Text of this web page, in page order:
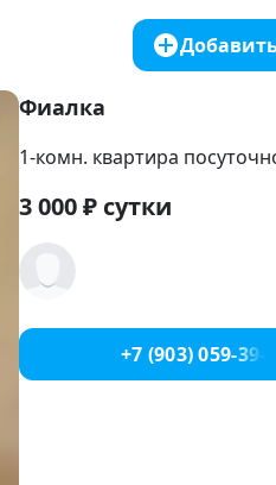
Фиалка
1-комн. квартира
3 000₽ сутки
+7 (903) 059-39-51